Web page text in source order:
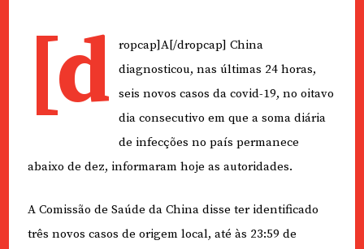
[d
ropcap]A[/dropcap] China
diagnosticou, nas últimas 24 horas,
seis novos casos da covid-19, no oitavo
dia consecutivo em que a soma diária
de infecções no país permanece
abaixo de dez, informaram hoje as autoridades.
A Comissão de Saúde da China disse ter identificado
três novos casos de origem local, até às 23:59 de